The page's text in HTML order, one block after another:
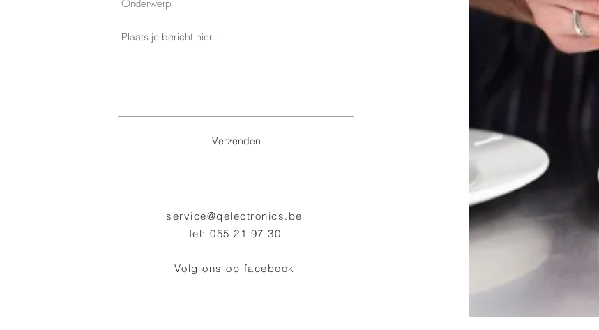
Verzenden
service@qelectronics.be
Tel: 055 21 97 30
Volg ons op facebook